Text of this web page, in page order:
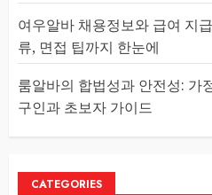
여우알바 채용정보와 급여 지
류, 면접 팁까지 한눈에
룸알바의 합법성과 안전성: 가
구인과 초보자 가이드
CATEGORIES